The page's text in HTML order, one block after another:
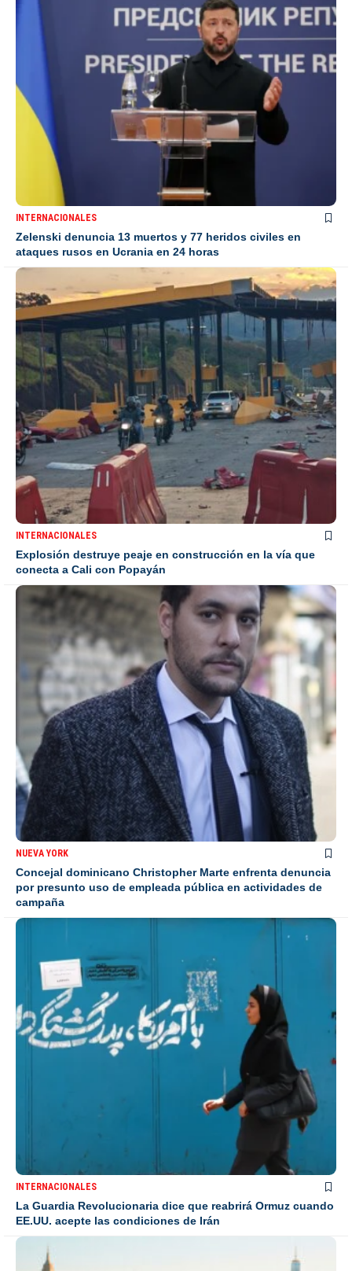
INTERNACIONALES
Zelenski denuncia 13 muertos y 77 heridos civiles en
ataques rusos en Ucrania en 24 horas
INTERNACIONALES
Explosión destruye peaje en construcción en la vía que
conecta a Cali con Popayán
NUEVA YORK
Concejal dominicano Christopher Marte enfrenta denuncia
por presunto uso de empleada pública en actividades de
campaña
INTERNACIONALES
La Guardia Revolucionaria dice que reabrirá Ormuz cuando
EE.UU. acepte las condiciones de Irán